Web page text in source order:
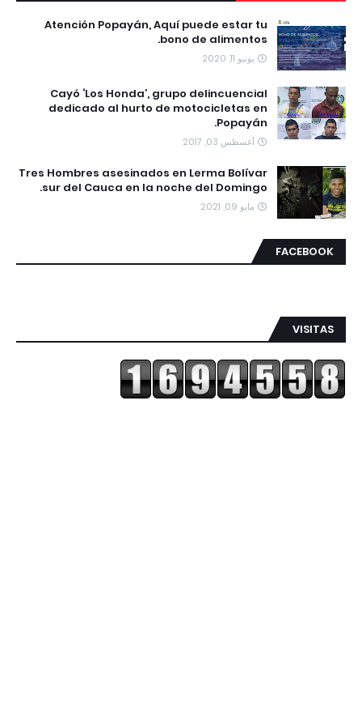
Atención Popayán, Aquí puede estar tu
bono de alimentos.
يونيو 11, 2020
Cayó ‘Los Honda’, grupo delincuencial
dedicado al hurto de motocicletas en
Popayán.
أغسطس 03, 2017
Tres Hombres asesinados en Lerma Bolívar
sur del Cauca en la noche del Domingo.
مايو 09, 2021
FACEBOOK
VISITAS